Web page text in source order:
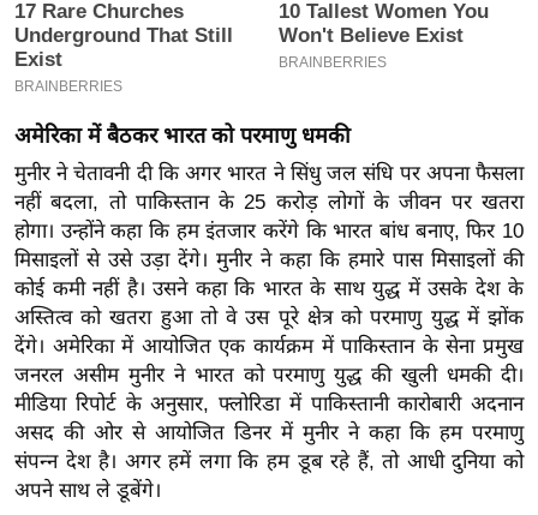
ल
श
ख्सि
त
यं
ग
इं
डि
या
सा
हि
त्य
ज
ग
त
अमेरिका में बैठकर भारत को परमाणु धमकी
मुनीर ने चेतावनी दी कि अगर भारत ने सिंधु जल संधि पर अपना फैसला
नहीं बदला, तो पाकिस्तान के 25 करोड़ लोगों के जीवन पर खतरा
होगा। उन्होंने कहा कि हम इंतजार करेंगे कि भारत बांध बनाए, फिर 10
मिसाइलों से उसे उड़ा देंगे। मुनीर ने कहा कि हमारे पास मिसाइलों की
कोई कमी नहीं है। उसने कहा कि भारत के साथ युद्ध में उसके देश के
अस्तित्व को खतरा हुआ तो वे उस पूरे क्षेत्र को परमाणु युद्ध में झोंक
देंगे। अमेरिका में आयोजित एक कार्यक्रम में पाकिस्तान के सेना प्रमुख
जनरल असीम मुनीर ने भारत को परमाणु युद्ध की खुली धमकी दी।
मीडिया रिपोर्ट के अनुसार, फ्लोरिडा में पाकिस्तानी कारोबारी अदनान
असद की ओर से आयोजित डिनर में मुनीर ने कहा कि हम परमाणु
संपन्न देश है। अगर हमें लगा कि हम डूब रहे हैं, तो आधी दुनिया को
अपने साथ ले डूबेंगे।